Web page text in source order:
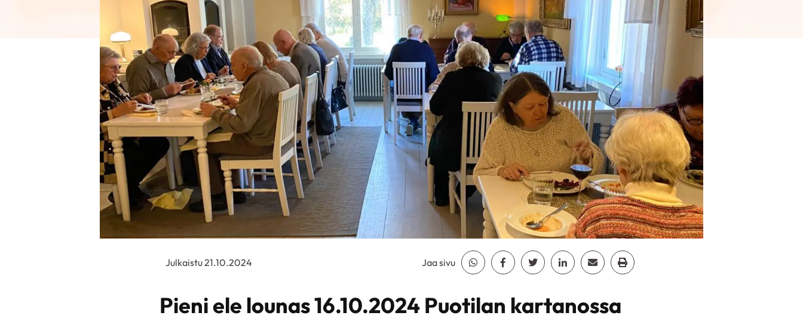
Julkaistu 21.10.2024 Jaa sivu Jaa Whatsapp
Jaa Facebook
Jaa TwitterJaa LinkedinJaa EmailJaa Print
Pieni ele lounas 16.10.2024 Puotilan kartanossa